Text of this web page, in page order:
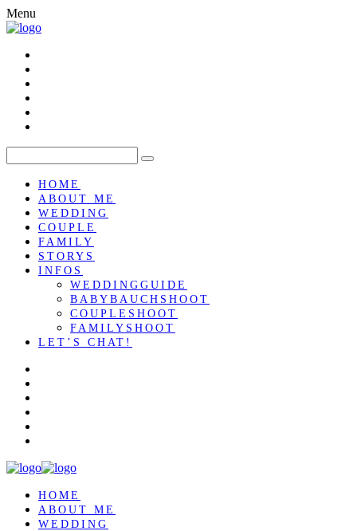
Menu
HOME
ABOUT ME
WEDDING
COUPLE
FAMILY
STORYS
INFOS
WEDDINGGUIDE
BABYBAUCHSHOOT
COUPLESHOOT
FAMILYSHOOT
LET’S CHAT!
HOME
ABOUT ME
WEDDING